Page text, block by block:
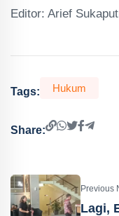
Editor: Arief
Tags: Hukum
Share:
Previous
Lagi,